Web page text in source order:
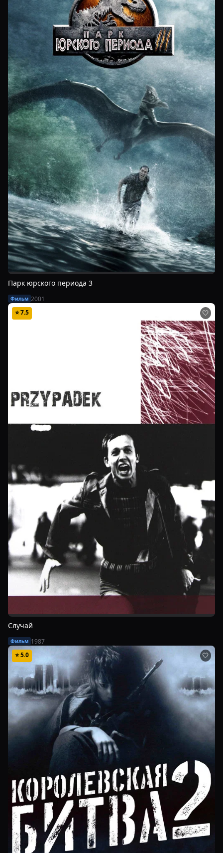
Парк юрского периода 3
Фильм 2001
⭐7.5 🤍
Случай
Фильм 1987
⭐5.0 🤍